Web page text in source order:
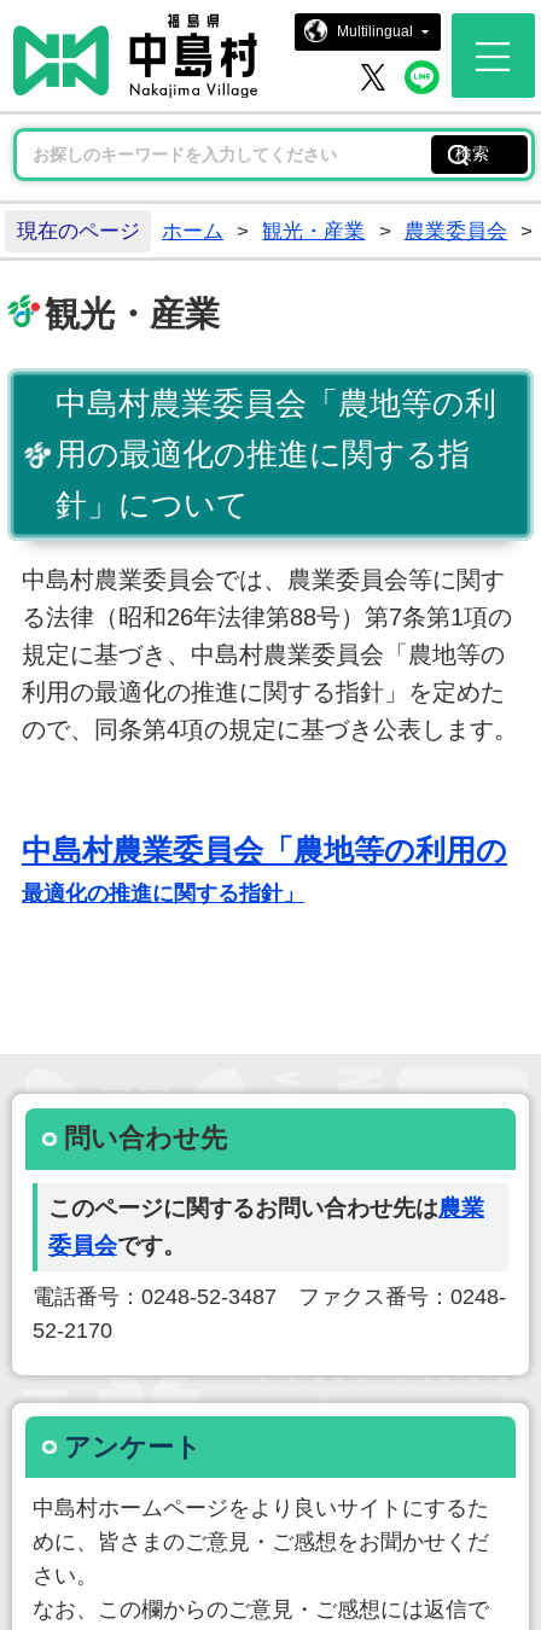
中島村ホ
Multilingual
中島村 X中島
現在のページ ホーム > 観光・産業 > 農業委員会 >
観光・産業
中島村農業委員会「農地等の利
用の最適化の推進に関する指
針」について
中島村農業委員会では、農業委員会等に関す
る法律（昭和26年法律第88号）第7条第1項の
規定に基づき、中島村農業委員会「農地等の
利用の最適化の推進に関する指針」を定めた
ので、同条第4項の規定に基づき公表します。
中島村農業委員会「農地等の利用の
最適化の推進に関する指針」
問い合わせ先
このページに関するお問い合わせ先は農業
委員会です。
電話番号：0248-52-3487 ファクス番号：0248-
52-2170
アンケート
中島村ホームページをより良いサイトにするた
めに、皆さまのご意見・ご感想をお聞かせくだ
さい。
なお、この欄からのご意見・ご感想には返信で